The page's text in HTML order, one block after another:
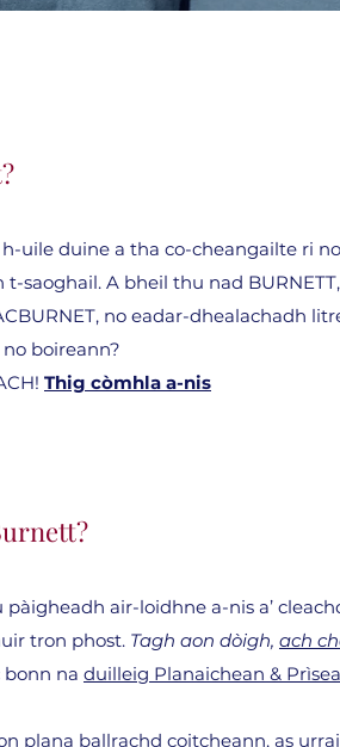
uile duine a tha co-cheangailte ri
A bheil thu nad BURNETT,
no eadar-dhealachadh
boireann?
Thig còmhla a-nis
​​air-loidhne a-nis a’
tron ​​phost. Tagh aon dòigh, ach
na duilleig Planaichean &
plana ballrachd coitcheann, as